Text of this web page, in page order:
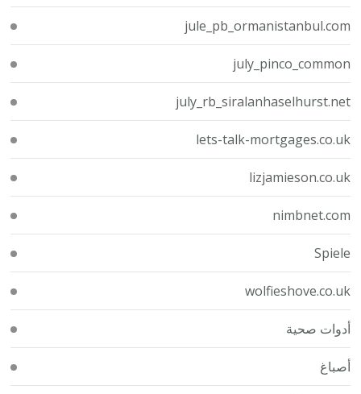
jule_pb_ormanistanbul.com
july_pinco_common
july_rb_siralanhaselhurst.net
lets-talk-mortgages.co.uk
lizjamieson.co.uk
nimbnet.com
Spiele
wolfieshove.co.uk
أدوات صحية
أصباغ